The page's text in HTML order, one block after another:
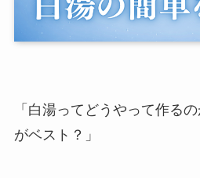
「白湯ってどうやって作る
がベスト？」